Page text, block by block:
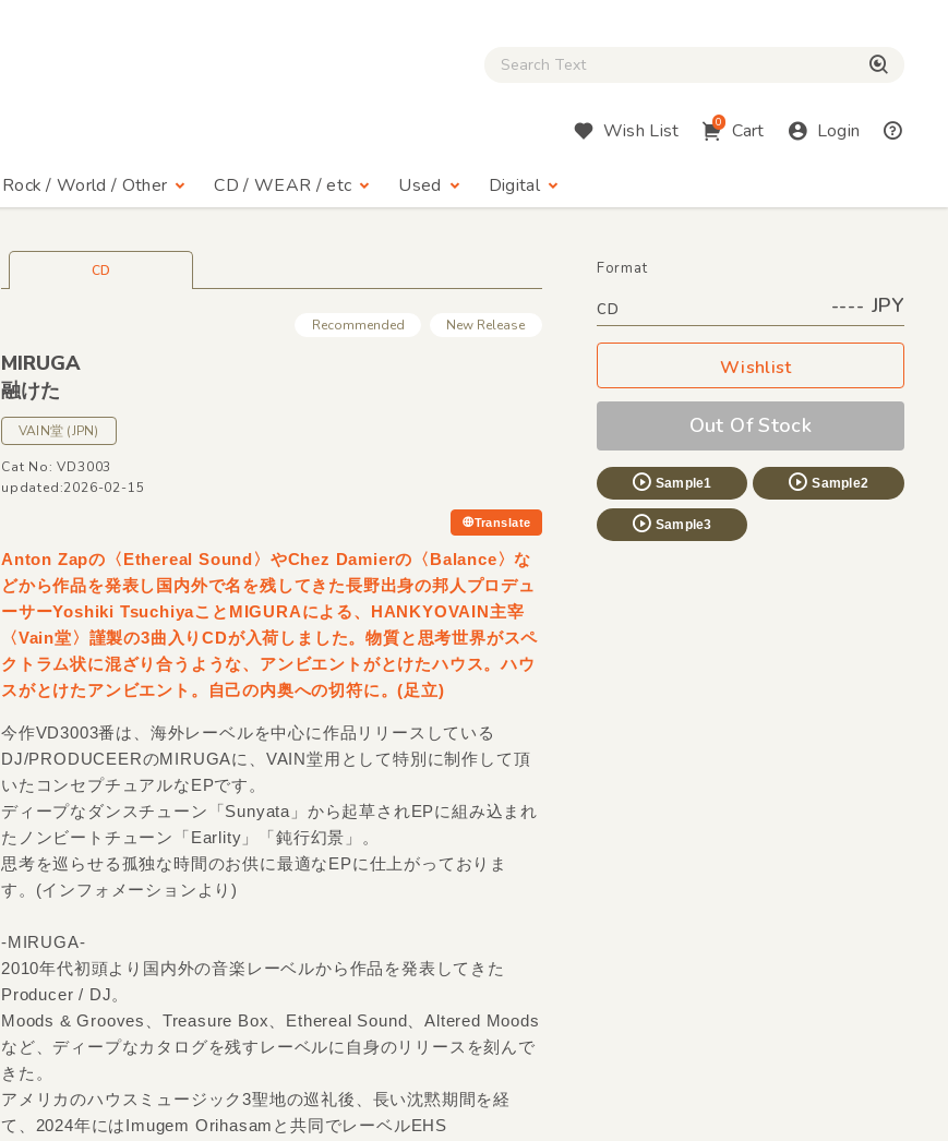
Close Search box
Wish List 0 Cart Login
Rock / World / Other CD / WEAR / etc Used Digital
CD
Recommended New Release
MIRUGA
融けた
VAIN堂 (JPN)
Cat No: VD3003
updated:2026-02-15
Translate
Format
CD ---- JPY
Wishlist
Out Of Stock
Sample1 Sample2
Sample3
Anton Zapの〈Ethereal Sound〉やChez Damierの〈Balance〉な
どから作品を発表し国内外で名を残してきた長野出身の邦人プロデュ
ーサーYoshiki TsuchiyaことMIGURAによる、HANKYOVAIN主宰
〈Vain堂〉謹製の3曲入りCDが入荷しました。物質と思考世界がスペ
クトラム状に混ざり合うような、アンビエントがとけたハウス。ハウ
スがとけたアンビエント。自己の内奥への切符に。(足立)
今作VD3003番は、海外レーベルを中心に作品リリースしている
DJ/PRODUCEERのMIRUGAに、VAIN堂用として特別に制作して頂
いたコンセプチュアルなEPです。
ディープなダンスチューン「Sunyata」から起草されEPに組み込まれ
たノンビートチューン「Earlity」「鈍行幻景」。
思考を巡らせる孤独な時間のお供に最適なEPに仕上がっておりま
す。(インフォメーションより)
-MIRUGA-
2010年代初頭より国内外の音楽レーベルから作品を発表してきた
Producer / DJ。
Moods & Grooves、Treasure Box、Ethereal Sound、Altered Moods
など、ディープなカタログを残すレーベルに自身のリリースを刻んで
きた。
アメリカのハウスミュージック3聖地の巡礼後、長い沈黙期間を経
て、2024年にはImugem Orihasamと共同でレーベルEHS